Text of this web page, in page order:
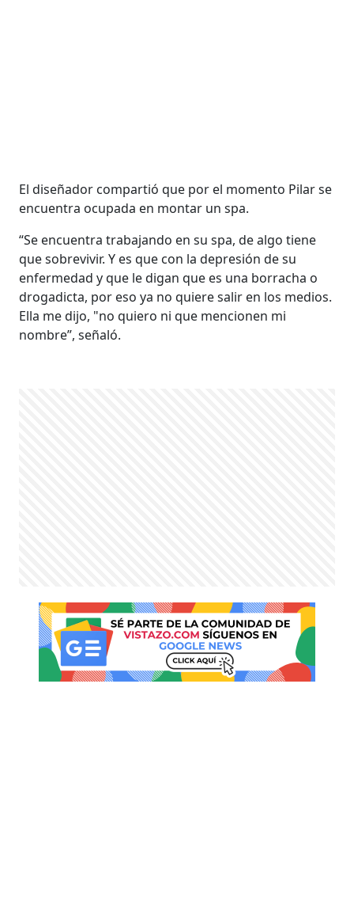
El diseñador compartió que por el momento Pilar se
encuentra ocupada en montar un spa.
“Se encuentra trabajando en su spa, de algo tiene
que sobrevivir. Y es que con la depresión de su
enfermedad y que le digan que es una borracha o
drogadicta, por eso ya no quiere salir en los medios.
Ella me dijo, "no quiero ni que mencionen mi
nombre”, señaló.